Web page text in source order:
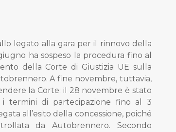
legato alla gara per il rinnovo della
ha sospeso la procedura fino al
della Corte di Giustizia UE sulla
A fine novembre, tuttavia,
la Corte: il 28 novembre è stato
termini di partecipazione fino al 3
all’esito della concessione, poiché
da Autobrennero. Secondo